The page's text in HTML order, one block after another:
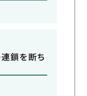
鎖を断ち